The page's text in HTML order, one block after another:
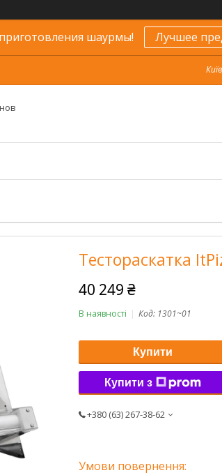
шаурмы! Лучшее
Тестораскатка
40 249 ₴
В наявності Код: 1301~01
Купити
Купити з
+380 (63) 267-38-62